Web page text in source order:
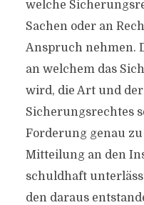
welche
Sachen oder an
Anspruch nehmen.
an welchem das
wird, die Art und
Sicherungsrechtes
Forderung genau zu
Mitteilung an den
schuldhaft
den daraus